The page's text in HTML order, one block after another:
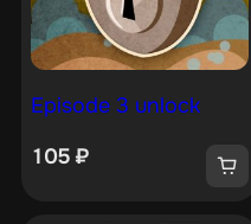
Episode 3 unlock
105 ₽